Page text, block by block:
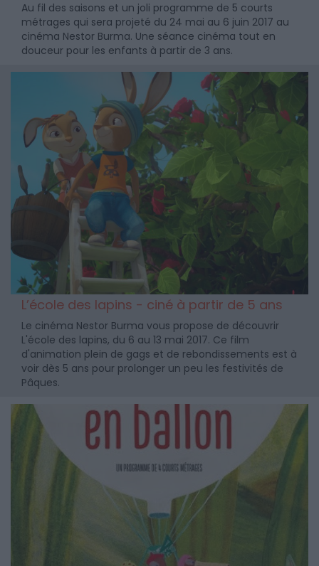
Au fil des saisons et un joli programme de 5 courts
métrages qui sera projeté du 24 mai au 6 juin 2017 au
cinéma Nestor Burma. Une séance cinéma tout en
douceur pour les enfants à partir de 3 ans.
L’école des lapins - ciné à partir de 5 ans
Le cinéma Nestor Burma vous propose de découvrir
L'école des lapins, du 6 au 13 mai 2017. Ce film
d'animation plein de gags et de rebondissements est à
voir dès 5 ans pour prolonger un peu les festivités de
Pâques.